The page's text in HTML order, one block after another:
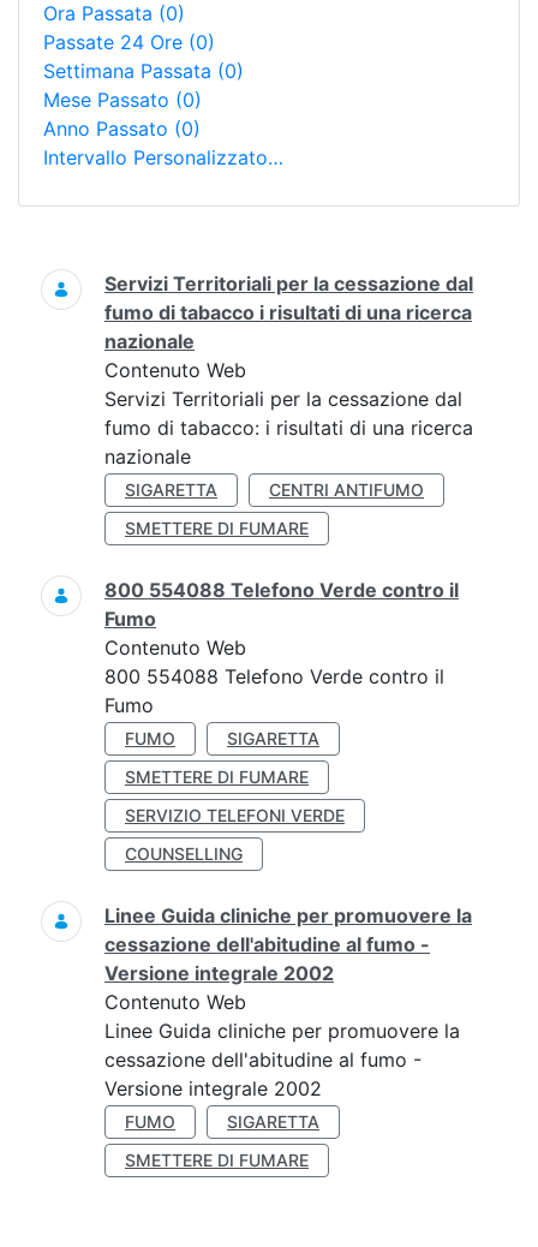
Ora Passata (0)
Passate 24 Ore (0)
Settimana Passata (0)
Mese Passato (0)
Anno Passato (0)
Intervallo Personalizzato…
Ricerca
Servizi Territoriali per la cessazione dal
fumo di tabacco i risultati di una ricerca
nazionale
Contenuto Web
Servizi Territoriali per la cessazione dal
fumo di tabacco: i risultati di una ricerca
nazionale
SIGARETTA
CENTRI ANTIFUMO
SMETTERE DI FUMARE
800 554088 Telefono Verde contro il
Fumo
Contenuto Web
800 554088 Telefono Verde contro il
Fumo
FUMO
SIGARETTA
SMETTERE DI FUMARE
SERVIZIO TELEFONI VERDE
COUNSELLING
Linee Guida cliniche per promuovere la
cessazione dell'abitudine al fumo -
Versione integrale 2002
Contenuto Web
Linee Guida cliniche per promuovere la
cessazione dell'abitudine al fumo -
Versione integrale 2002
FUMO
SIGARETTA
SMETTERE DI FUMARE